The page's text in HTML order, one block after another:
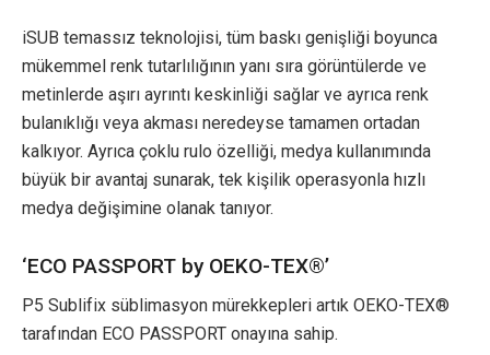
iSUB temassız teknolojisi, tüm baskı genişliği boyunca
mükemmel renk tutarlılığının yanı sıra görüntülerde ve
metinlerde aşırı ayrıntı keskinliği sağlar ve ayrıca renk
bulanıklığı veya akması neredeyse tamamen ortadan
kalkıyor. Ayrıca çoklu rulo özelliği, medya kullanımında
büyük bir avantaj sunarak, tek kişilik operasyonla hızlı
medya değişimine olanak tanıyor.
‘ECO PASSPORT by OEKO-TEX®’
P5 Sublifix süblimasyon mürekkepleri artık OEKO-TEX®
tarafından ECO PASSPORT onayına sahip.